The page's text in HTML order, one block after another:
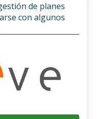
de planes
con algunos